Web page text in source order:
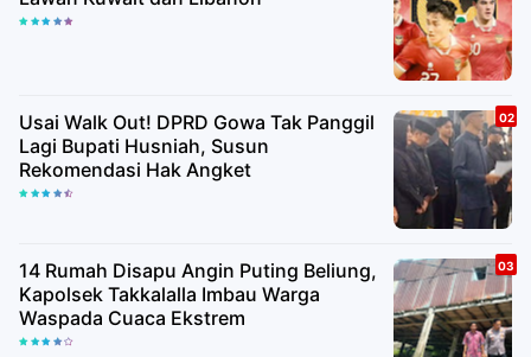
Usai Walk Out! DPRD Gowa Tak Panggil
Lagi Bupati Husniah, Susun
Rekomendasi Hak Angket
14 Rumah Disapu Angin Puting Beliung,
Kapolsek Takkalalla Imbau Warga
Waspada Cuaca Ekstrem